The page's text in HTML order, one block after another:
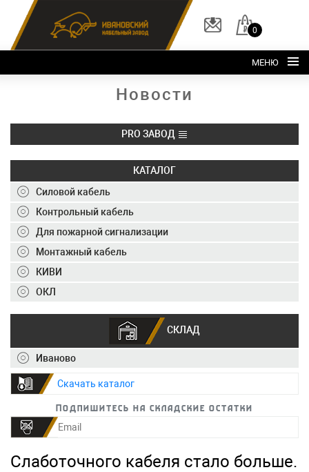
0
МЕНЮ
О заводе
Каталог
ОКЛ
Вакансии
Контакты
+7 (495) 150-40-20
Новости
PRO ЗАВОД
КАТАЛОГ
Силовой кабель
Контрольный кабель
Для пожарной сигнализации
Монтажный кабель
КИВИ
ОКЛ
СКЛАД
Иваново
Скачать каталог
Подпишитесь на складские остатки
Слаботочного кабеля стало больше.